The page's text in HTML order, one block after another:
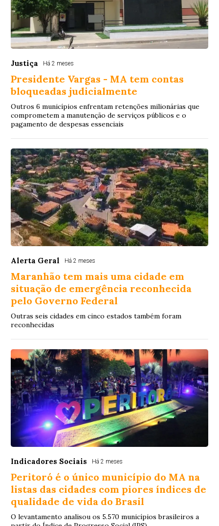
Justiça Há 2 meses
Presidente Vargas - MA tem contas
bloqueadas judicialmente
Outros 6 municípios enfrentam retenções milionárias que
comprometem a manutenção de serviços públicos e o
pagamento de despesas essenciais
Alerta Geral Há 2 meses
Maranhão tem mais uma cidade em
situação de emergência reconhecida
pelo Governo Federal
Outras seis cidades em cinco estados também foram
reconhecidas
Indicadores Sociais Há 2 meses
Peritoró é o único município do MA na
listas das cidades com piores índices de
qualidade de vida do Brasil
O levantamento analisou os 5.570 municípios brasileiros a